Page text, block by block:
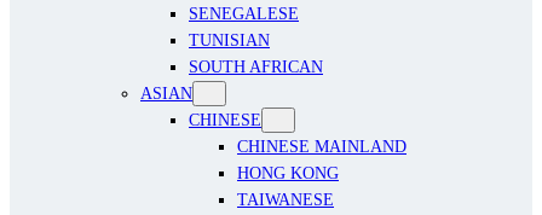
SENEGALESE
TUNISIAN
SOUTH AFRICAN
ASIAN
CHINESE
CHINESE MAINLAND
HONG KONG
TAIWANESE